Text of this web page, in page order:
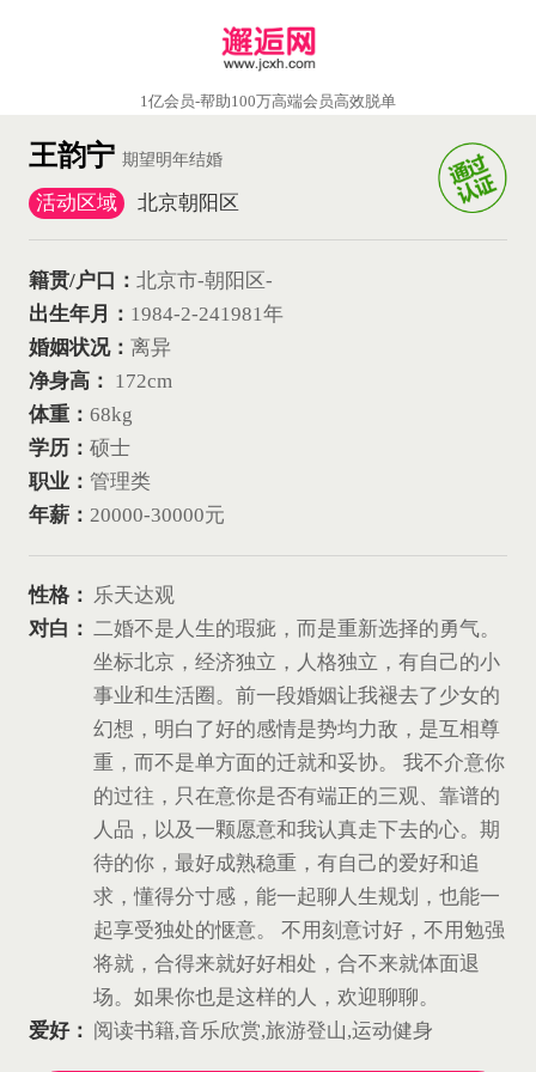
1亿会员-帮助100万高端会员高效脱单
王韵宁 期望明年结婚
活动区域 北京朝阳区
籍贯/户口： 北京市-朝阳区-
出生年月： 1984-2-241981年
婚姻状况： 离异
净身高： 172cm
体重： 68kg
学历： 硕士
职业： 管理类
年薪： 20000-30000元
性格： 乐天达观
对白： 二婚不是人生的瑕疵，而是重新选择的勇气。
坐标北京，经济独立，人格独立，有自己的小
事业和生活圈。前一段婚姻让我褪去了少女的
幻想，明白了好的感情是势均力敌，是互相尊
重，而不是单方面的迁就和妥协。 我不介意你
的过往，只在意你是否有端正的三观、靠谱的
人品，以及一颗愿意和我认真走下去的心。期
待的你，最好成熟稳重，有自己的爱好和追
求，懂得分寸感，能一起聊人生规划，也能一
起享受独处的惬意。 不用刻意讨好，不用勉强
将就，合得来就好好相处，合不来就体面退
场。如果你也是这样的人，欢迎聊聊。
爱好： 阅读书籍,音乐欣赏,旅游登山,运动健身